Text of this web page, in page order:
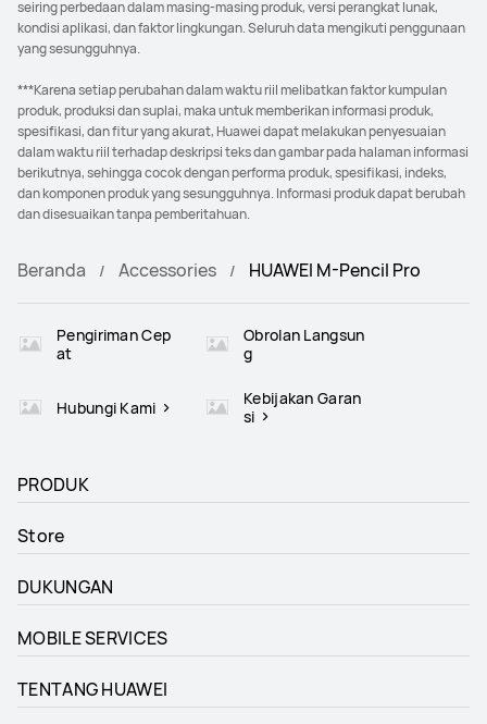
seiring perbedaan dalam masing-masing produk, versi perangkat lunak,
kondisi aplikasi, dan faktor lingkungan. Seluruh data mengikuti penggunaan
yang sesungguhnya.
***Karena setiap perubahan dalam waktu riil melibatkan faktor kumpulan
produk, produksi dan suplai, maka untuk memberikan informasi produk,
spesifikasi, dan fitur yang akurat, Huawei dapat melakukan penyesuaian
dalam waktu riil terhadap deskripsi teks dan gambar pada halaman informasi
berikutnya, sehingga cocok dengan performa produk, spesifikasi, indeks,
dan komponen produk yang sesungguhnya. Informasi produk dapat berubah
dan disesuaikan tanpa pemberitahuan.
Beranda Accessories HUAWEI M-Pencil Pro
Pengiriman Cep
at
Obrolan Langsun
g
Hubungi Kami
Kebijakan Garan
si
PRODUK
Store
DUKUNGAN
MOBILE SERVICES
TENTANG HUAWEI